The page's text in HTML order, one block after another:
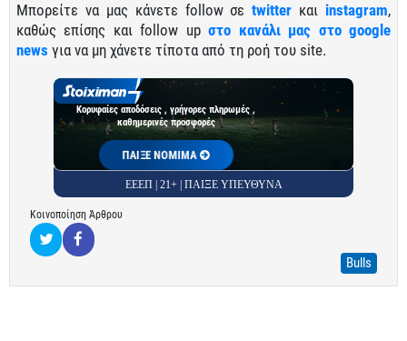
Μπορείτε να μας κάνετε follow σεtwitter και instagram,
καθώς επίσης και follow upστο κανάλι μας στο google
news για να μη χάνετε τίποτα από τη ροή του site.
Κορυφαίες αποδόσεις , γρήγορες πληρωμές ,
καθημερινές προσφορές
ΠΑΙΞΕ ΝΟΜΙΜΑ
ΕΕΕΠ | 21+ | ΠΑΙΞΕ ΥΠΕΥΘΥΝΑ
Κοινοποίηση Άρθρου
Bulls